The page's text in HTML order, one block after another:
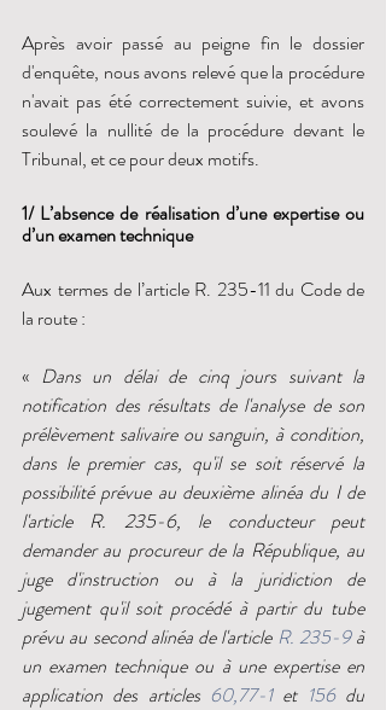
Après avoir passé au peigne fin le dossier
d'enquête, nous avons relevé que la procédure
n'avait pas été correctement suivie, et avons
soulevé la nullité de la procédure devant le
Tribunal, et ce pour deux motifs.
1/ L’absence de réalisation d’une expertise ou
d’un examen technique
Aux termes de l’article R. 235-11 du Code de
la route :
« Dans un délai de cinq jours suivant la
notification des résultats de l'analyse de son
prélèvement salivaire ou sanguin, à condition,
dans le premier cas, qu'il se soit réservé la
possibilité prévue au deuxième alinéa du I de
l'article R. 235-6, le conducteur peut
demander au procureur de la République, au
juge d'instruction ou à la juridiction de
jugement qu'il soit procédé à partir du tube
prévu au second alinéa de l'article R. 235-9 à
un examen technique ou à une expertise en
application des articles 60,77-1 et 156 du